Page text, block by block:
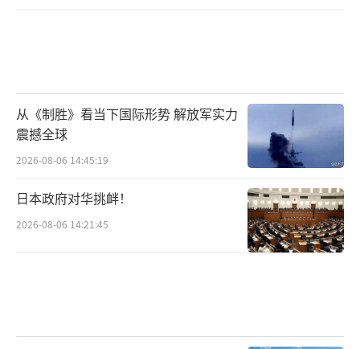
从《制胜》看当下国际形势 解放军实力
震撼全球
2026-08-06 14:45:19
日本政府对华挑衅！
2026-08-06 14:21:45